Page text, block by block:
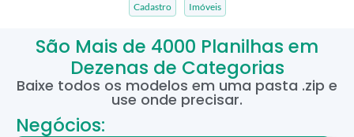
Cadastro Imóveis
São Mais de 4000 Planilhas em
Dezenas de Categorias
Baixe todos os modelos em uma pasta .zip e
use onde precisar.
Negócios: